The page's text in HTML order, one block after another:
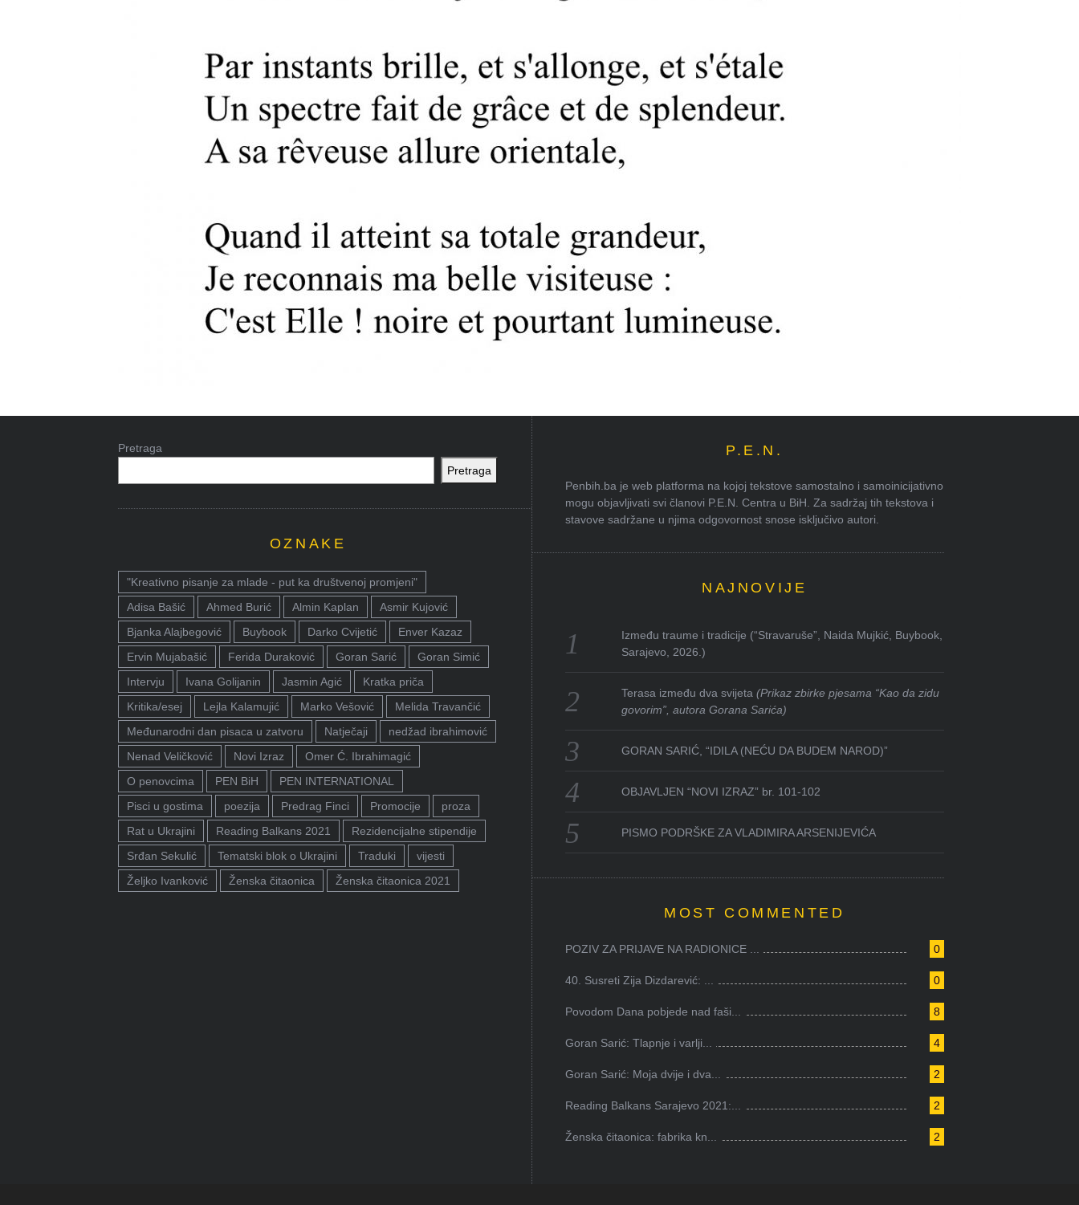
Pretraga
Pretraga
OZNAKE
"Kreativno pisanje za mlade - put ka društvenoj promjeni"
Adisa Bašić
Ahmed Burić Almin Kaplan
Asmir Kujović
Bjanka Alajbegović
Buybook Darko Cvijetić
Enver Kazaz
Ervin Mujabašić
Ferida Duraković Goran Sarić
Goran Simić
Intervju
Ivana Golijanin Jasmin Agić
Kratka priča
Kritika/esej
Lejla Kalamujić Marko Vešović
Melida Travančić
Međunarodni dan pisaca u zatvoru
Natječaji
nedžad ibrahimović
Nenad Veličković
Novi Izraz
Omer Ć. Ibrahimagić
O penovcima
PEN BiH
PEN INTERNATIONAL
Pisci u gostima
poezija Predrag Finci Promocije
proza
Rat u Ukrajini
Reading Balkans 2021
Rezidencijalne stipendije
Srđan Sekulić
Tematski blok o Ukrajini Traduki
vijesti
Željko Ivanković
Ženska čitaonica Ženska čitaonica 2021
P.E.N.
Penbih.ba je web platforma na kojoj tekstove samostalno i samoinicijativno
mogu objavljivati svi članovi P.E.N. Centra u BiH. Za sadržaj tih tekstova i
stavove sadržane u njima odgovornost snose isključivo autori.
NAJNOVIJE
Između traume i tradicije (“Stravaruše”, Naida Mujkić, Buybook,
Sarajevo, 2026.)
Terasa između dva svijeta(Prikaz zbirke pjesama “Kao da zidu
govorim”, autora Gorana Sarića)
GORAN SARIĆ, “IDILA (NEĆU DA BUDEM NAROD)”
OBJAVLJEN “NOVI IZRAZ” br. 101-102
PISMO PODRŠKE ZA VLADIMIRA ARSENIJEVIĆA
MOST COMMENTED
0
POZIV ZA PRIJAVE NA RADIONICE ...
0
40. Susreti Zija Dizdarević: ...
8
Povodom Dana pobjede nad faši...
4
Goran Sarić: Tlapnje i varlji...
2
Goran Sarić: Moja dvije i dva...
2
Reading Balkans Sarajevo 2021:...
2
Ženska čitaonica: fabrika kn...